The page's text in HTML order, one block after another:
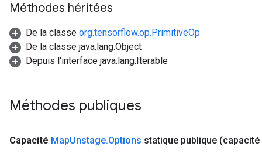
Méthodes héritées
De la classe org.tensorflow.op.PrimitiveOp
De la classe java.lang.Object
Depuis l'interface java.lang.Iterable
Méthodes publiques
Capacité MapUnstage.Options statique publique